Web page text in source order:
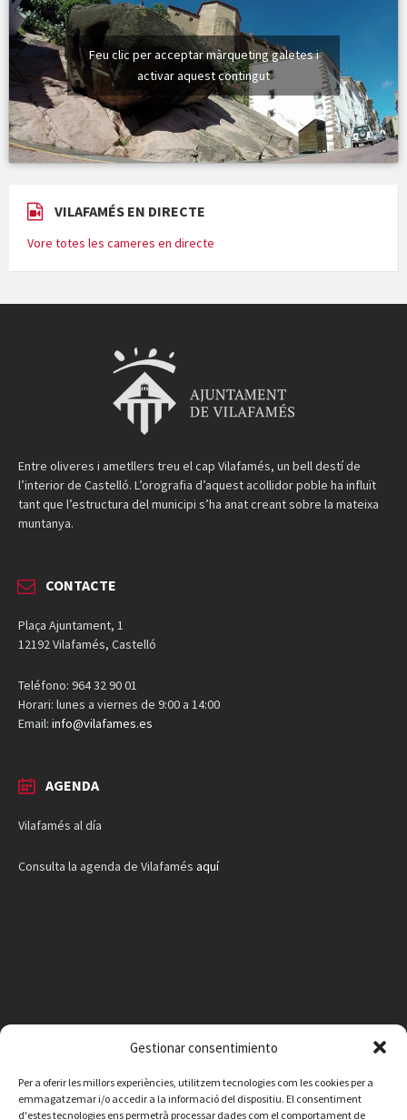
Gestionar consentimiento
Per a oferir les millors experiències, utilitzem tecnologies com les cookies per a
emmagatzemar i/o accedir a la informació del dispositiu. El consentiment
d'estes tecnologies ens permetrà processar dades com el comportament de
Feu clic per acceptar màrqueting galetes i
activar aquest contingut
VILAFAMÉS EN DIRECTE
Vore totes les cameres en directe
Entre oliveres i ametllers treu el cap Vilafamés, un bell destí de
l’interior de Castelló. L’orografia d’aquest acollidor poble ha influït
tant que l’estructura del municipi s’ha anat creant sobre la mateixa
muntanya.
CONTACTE
Plaça Ajuntament, 1
12192 Vilafamés, Castelló
Teléfono: 964 32 90 01
Horari: lunes a viernes de 9:00 a 14:00
Email: info@vilafames.es
AGENDA
Vilafamés al día
Consulta la agenda de Vilafamés aquí